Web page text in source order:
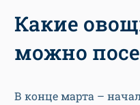
Какие
можно
В конце марта –